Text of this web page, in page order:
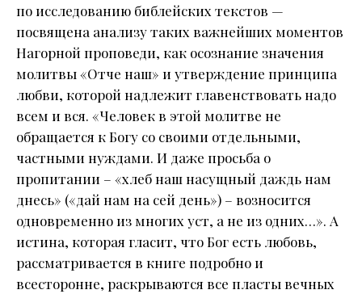
по исследованию библейских текстов —
посвящена анализу таких важнейших моментов
Нагорной проповеди, как осознание значения
молитвы «Отче наш» и утверждение принципа
любви, которой надлежит главенствовать надо
всем и вся. «Человек в этой молитве не
обращается к Богу со своими отдельными,
частными нуждами. И даже просьба о
пропитании – «хлеб наш насущный даждь нам
днесь» («дай нам на сей день») – возносится
одновременно из многих уст, а не из одних…». А
истина, которая гласит, что Бог есть любовь,
рассматривается в книге подробно и
всесторонне, раскрываются все пласты вечных